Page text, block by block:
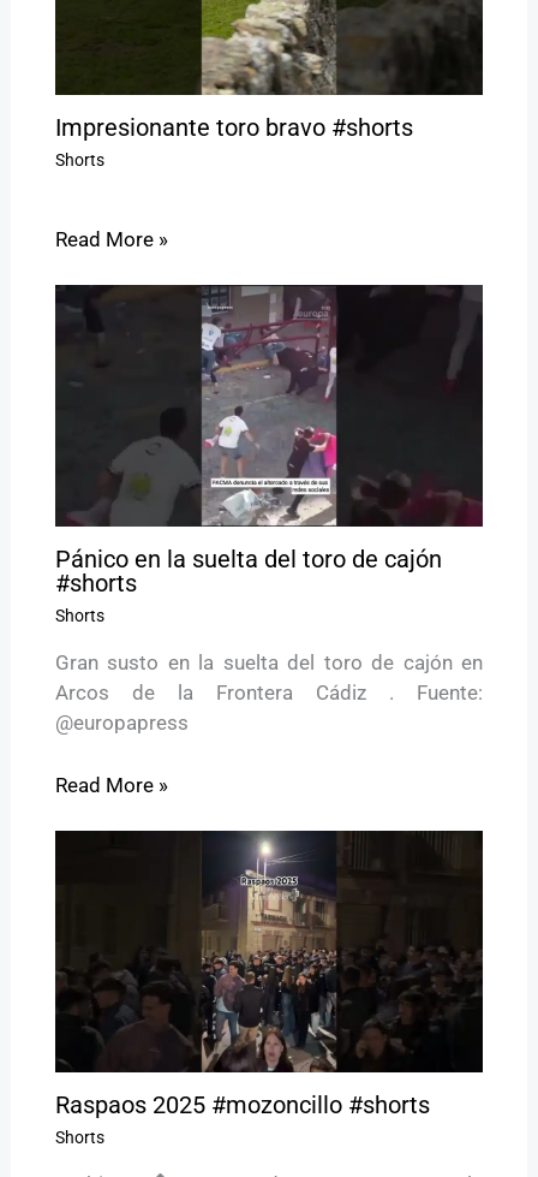
Impresionante toro bravo #shorts
Shorts
Read More »
Pánico en la suelta del toro de cajón
#shorts
Shorts
Gran susto en la suelta del toro de cajón en
Arcos de la Frontera Cádiz . Fuente:
@europapress
Read More »
Raspaos 2025 #mozoncillo #shorts
Shorts